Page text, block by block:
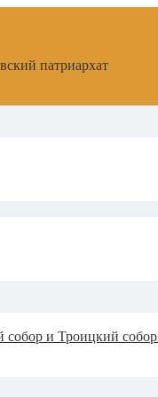
патриархат
и Троицкий собор